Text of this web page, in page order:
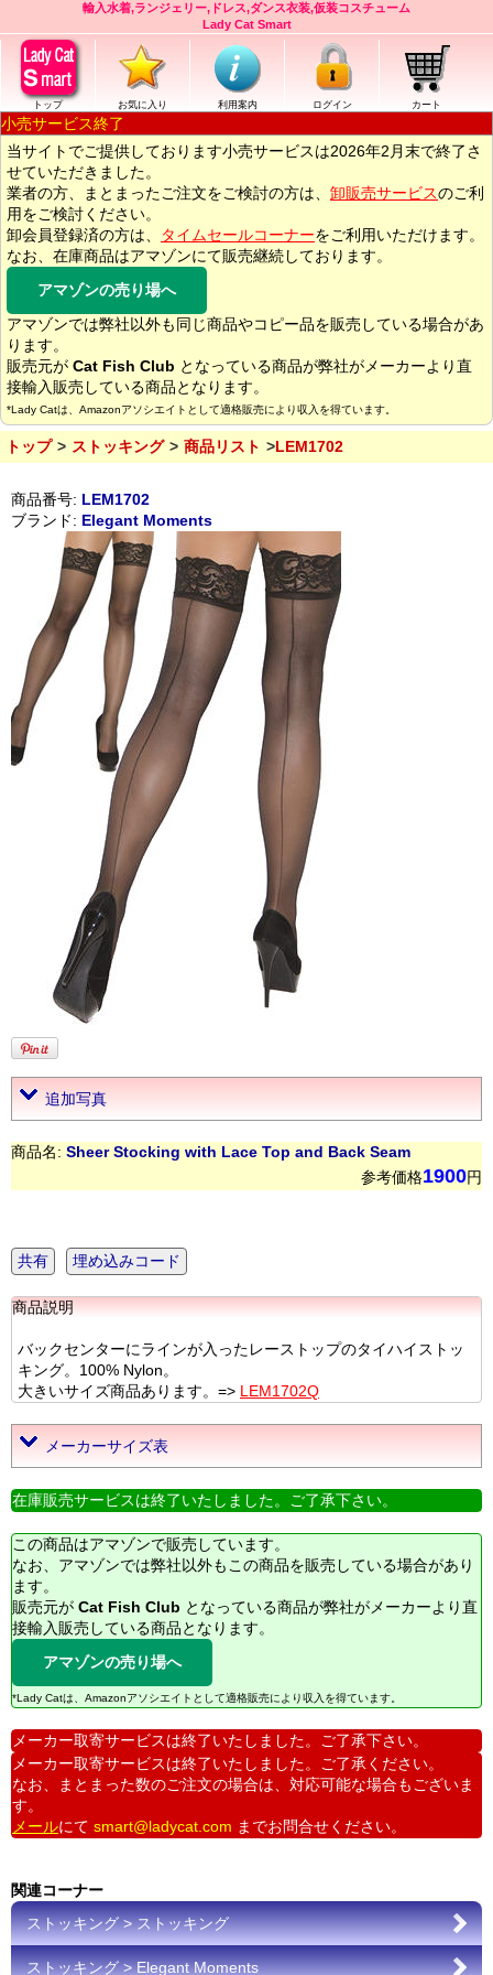
輸入水着,ランジェリー,ドレス,ダンス衣装,仮装コスチューム
Lady Cat Smart
トップ お気に入り 利用案内 ログイン カート
小売サービス終了
当サイトでご提供しております小売サービスは2026年2月末で終了さ
せていただきました。
業者の方、まとまったご注文をご検討の方は、 卸販売サービスのご利
用をご検討ください。
卸会員登録済の方は、
タイムセールコーナーをご利用いただけます。
なお、在庫商品はアマゾンにて販売継続しております。
アマゾンの売り場へ
アマゾンでは弊社以外も同じ商品やコピー品を販売している場合があ
ります。
販売元が Cat Fish Club となっている商品が弊社がメーカーより直
接輸入販売している商品となります。
*Lady Catは、Amazonアソシエイトとして適格販売により収入を得ています。
トップ ストッキング 商品リスト LEM1702
商品番号: LEM1702
ブランド: Elegant Moments
追加写真
商品名: Sheer Stocking with Lace Top and Back Seam
参考価格1900円
共有 埋め込みコード
商品説明
バックセンターにラインが入ったレーストップのタイハイストッ
キング。100% Nylon。
大きいサイズ商品あります。=> LEM1702Q
メーカーサイズ表
在庫販売サービスは終了いたしました。ご了承下さい。
この商品はアマゾンで販売しています。
なお、アマゾンでは弊社以外もこの商品を販売している場合があり
ます。
販売元が Cat Fish Club となっている商品が弊社がメーカーより直
接輸入販売している商品となります。
アマゾンの売り場へ
*Lady Catは、Amazonアソシエイトとして適格販売により収入を得ています。
メーカー取寄サービスは終了いたしました。ご了承下さい。
メーカー取寄サービスは終了いたしました。ご了承ください。
なお、まとまった数のご注文の場合は、対応可能な場合もございま
す。
メールにて smart@ladycat.com までお問合せください。
関連コーナー
ストッキング > ストッキング
ストッキング > Elegant Moments